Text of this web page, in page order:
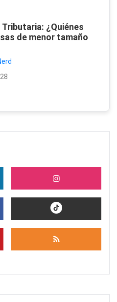
¿Quiénes
de menor tamaño